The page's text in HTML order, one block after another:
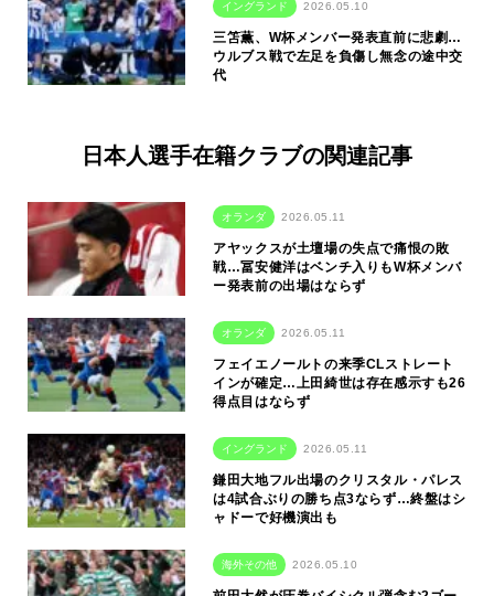
イングランド 2026.05.10
三笘薫、W杯メンバー発表直前に悲劇…
ウルブス戦で左足を負傷し無念の途中交
代
日本人選手在籍クラブの関連記事
オランダ 2026.05.11
アヤックスが土壇場の失点で痛恨の敗
戦…冨安健洋はベンチ入りもW杯メンバ
ー発表前の出場はならず
オランダ 2026.05.11
フェイエノールトの来季CLストレート
インが確定…上田綺世は存在感示すも26
得点目はならず
イングランド 2026.05.11
鎌田大地フル出場のクリスタル・パレス
は4試合ぶりの勝ち点3ならず…終盤はシ
ャドーで好機演出も
海外その他 2026.05.10